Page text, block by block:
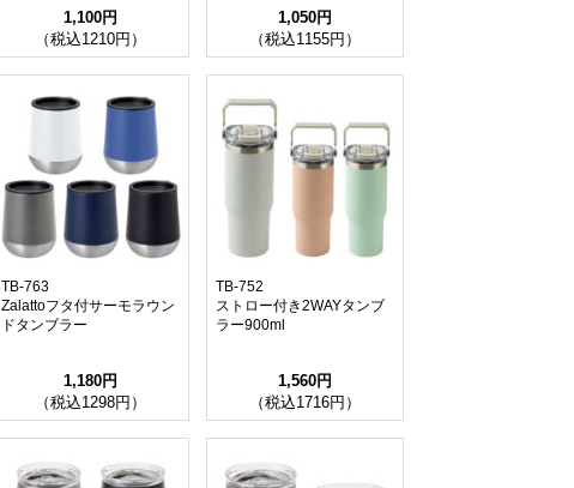
1,100円
（税込1210円）
1,050円
（税込1155円）
TB-763
Zalattoフタ付サーモラウン
ドタンブラー
1,180円
（税込1298円）
TB-752
ストロー付き2WAYタンブ
ラー900ml
1,560円
（税込1716円）